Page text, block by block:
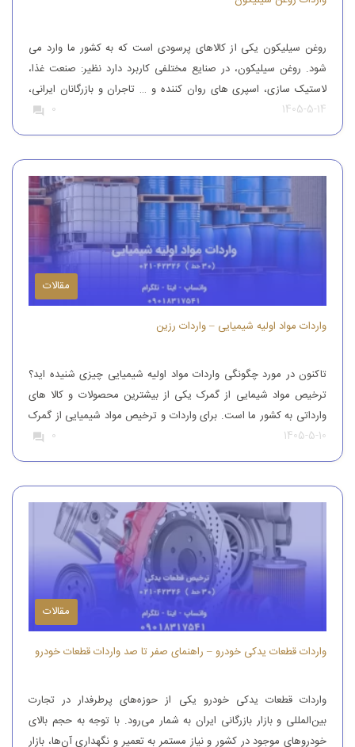
روغن سیلیکون یکی از کالاهای پرسودی است که به کشور ما وارد می
شود. روغن سیلیکون، در صنایع مختلفی کاربرد دارد نظیر: صنعت غذا،
لاستیک سازی، اسپری های روان کننده و … تاجران و بازرگانان ایرانی،
این محصول را از کشورهای همچون آلمان، ایتالیا، ترکیه و چین وارد
کشور می کنند تا بدین طریق نیاز […]
1405-5-14
0
مقالات
واردات مواد اولیه شیمیایی – واردات رزین
تاکنون در مورد چگونگی واردات مواد اولیه شیمیایی چیزی شنیده اید؟
ترخیص مواد شیمایی از گمرک یکی از بیشترین محصولات و کالا های
وارداتی به کشور ما است. برای واردات و ترخیص مواد شیمیایی از گمرک
باید به افراد با تجربه رجوع کرد. افرادی که بتوانند مواد شیمیایی درجه
یک را وارد کنند. واردات و […]
1405-5-10
0
مقالات
واردات قطعات یدکی خودرو – راهنمای صفر تا صد واردات قطعات خودرو
واردات قطعات یدکی خودرو یکی از حوزه‌های پرطرفدار در تجارت
بین‌المللی و بازار بازرگانی ایران به شمار می‌رود. با توجه به حجم بالای
خودروهای موجود در کشور و نیاز مستمر به تعمیر و نگهداری آن‌ها، بازار